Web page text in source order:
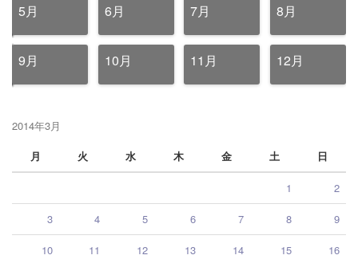
5月 6月 7月 8月
9月 10月 11月 12月
2014年3月
月
火 水 木 金 土 日
1 2
3 4 5 6 7 8 9
10 11 12 13 14 15 16